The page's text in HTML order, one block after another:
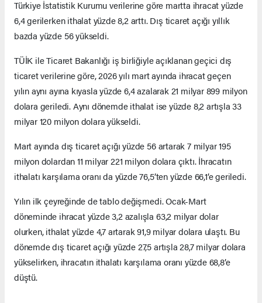
Türkiye İstatistik Kurumu verilerine göre martta ihracat yüzde
6,4 gerilerken ithalat yüzde 8,2 arttı. Dış ticaret açığı yıllık
bazda yüzde 56 yükseldi.
TÜİK ile Ticaret Bakanlığı iş birliğiyle açıklanan geçici dış
ticaret verilerine göre, 2026 yılı mart ayında ihracat geçen
yılın aynı ayına kıyasla yüzde 6,4 azalarak 21 milyar 899 milyon
dolara geriledi. Aynı dönemde ithalat ise yüzde 8,2 artışla 33
milyar 120 milyon dolara yükseldi.
Mart ayında dış ticaret açığı yüzde 56 artarak 7 milyar 195
milyon dolardan 11 milyar 221 milyon dolara çıktı. İhracatın
ithalatı karşılama oranı da yüzde 76,5’ten yüzde 66,1’e geriledi.
Yılın ilk çeyreğinde de tablo değişmedi. Ocak-Mart
döneminde ihracat yüzde 3,2 azalışla 63,2 milyar dolar
olurken, ithalat yüzde 4,7 artarak 91,9 milyar dolara ulaştı. Bu
dönemde dış ticaret açığı yüzde 27,5 artışla 28,7 milyar dolara
yükselirken, ihracatın ithalatı karşılama oranı yüzde 68,8’e
düştü.